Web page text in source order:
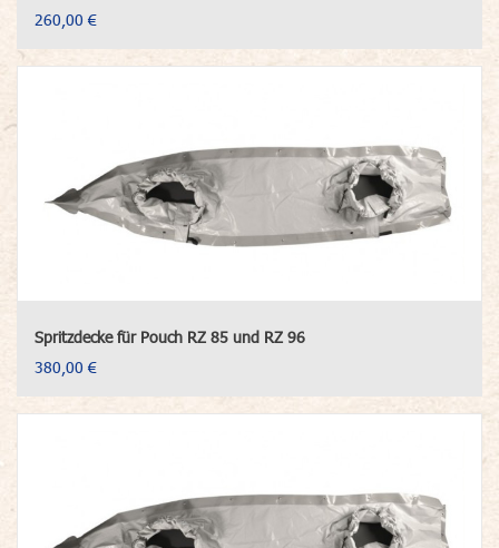
260,00 €
Spritzdecke für Pouch RZ 85 und RZ 96
380,00 €